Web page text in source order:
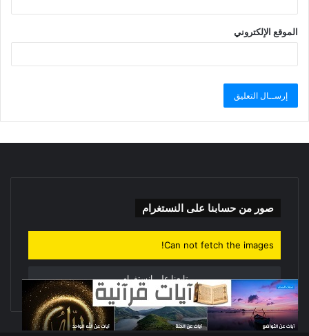
الموقع الإلكتروني
صور من حسابنا على النستغرام
Can not fetch the images!
تابعنا على انستغرام